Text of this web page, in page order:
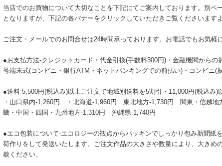
当店でのお買物について大切なことを下記にてご案内しております。別ペ
となりますが、下記の各バナーをクリックしていただきご覧くださいます
ご注文・メールでのお問合せは24時間承っております。お電話でもお気軽
●お支払方法-クレジットカード・代金引換(手数料300円)・金融機関からの
号端末式(コンビニ・銀行ATM・ネットバンキングでの前払い)・コンビニ(
●送料-5,500円(税込み)以上ご注文で地域別送料を5割引・11,000円(税込み
・山口県内-1,260円 ・北海道-1,960円 東北地方-1,730円 関東・信越
畿・中国・四国・九州地方-1,310円 沖縄県-1,740円
●エコ包装について-エコロジーの観点からパッキンでしっかり包み新聞紙
荷作りをして発送いたします。ご注文作品の大きさや数量により、大きめ
赦ください。